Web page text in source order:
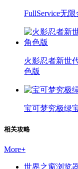
FullService无
火影忍者新世
色版
宝可梦究极绿
相关攻略
More+
世界之窗浏览